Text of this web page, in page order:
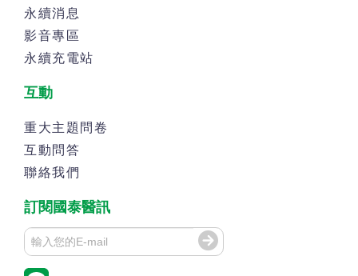
永續消息
影音專區
永續充電站
互動
重大主題問卷
互動問答
聯絡我們
訂閱國泰醫訊